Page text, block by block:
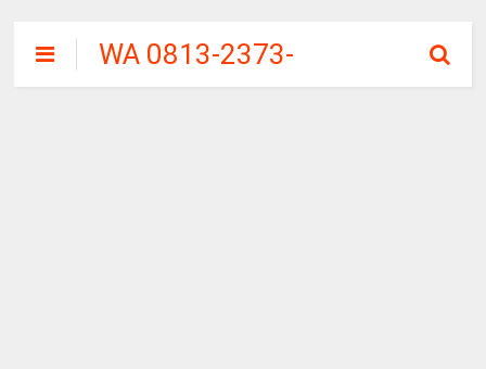
WA 0813-2373-
9973 | WALINI